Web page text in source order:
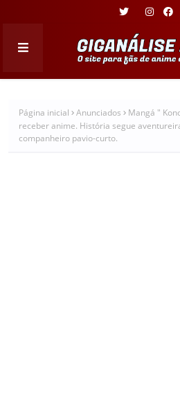
Página inicial Anunciados
Mangá "
receber anime. História segue
companheiro pavio-curto.